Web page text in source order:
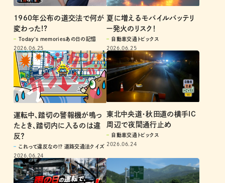
1960年公布の道交法で何が
Today's memoriesあの日の記憶
2026.06.25
夏に増えるモバイルバッテリ
ー発火のリスク！
自動車交通トピックス
2026.06.25
運転中、踏切の警報機が鳴っ
たとき、踏切内に入るのは違
反？
これって違反なの!? 道路交通法クイズ
2026.06.24
東北中央道・秋田道の横手IC
周辺で夜間通行止め
自動車交通トピックス